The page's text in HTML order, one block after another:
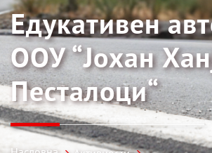
Едукативен
ООУ “Јохан
Песталоци“